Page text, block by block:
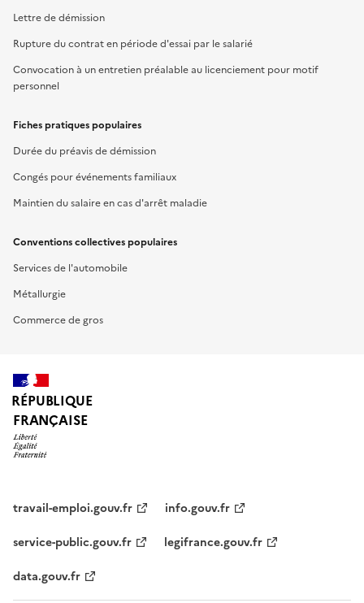
Lettre de démission
Rupture du contrat en période d'essai par le salarié
Convocation à un entretien préalable au licenciement pour motif
personnel
Fiches pratiques populaires
Durée du préavis de démission
Congés pour événements familiaux
Maintien du salaire en cas d'arrêt maladie
Conventions collectives populaires
Services de l'automobile
Métallurgie
Commerce de gros
RÉPUBLIQUE
FRANÇAISE
travail-emploi.gouv.fr
info.gouv.fr
service-public.gouv.fr
legifrance.gouv.fr
data.gouv.fr